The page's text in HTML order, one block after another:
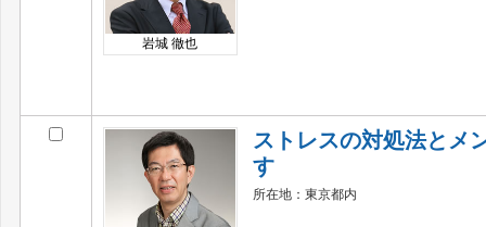
岩城 徹也
ストレスの対処法とメ
す
所在地：東京都内